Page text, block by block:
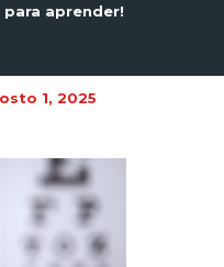
para aprender!
1, 2025